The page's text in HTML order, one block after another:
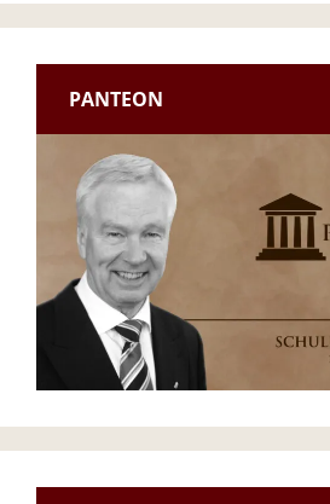
PANTEON